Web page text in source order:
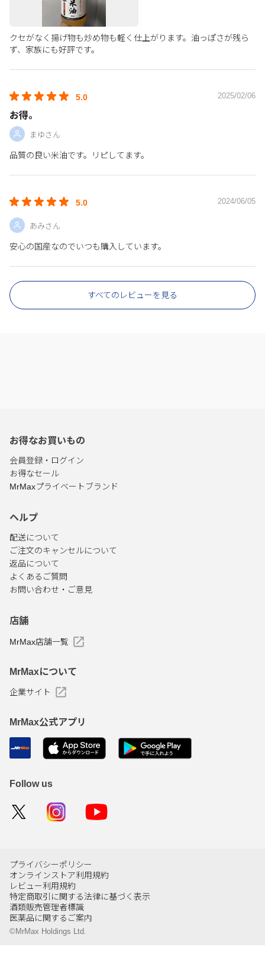
クセがなく揚げ物も炒め物も軽く仕上がります。油っぽさが残ら
ず、家族にも好評です。
5.0 2025/02/06
お得。
まゆさん
品質の良い米油です。リピしてます。
5.0 2024/06/05
あみさん
安心の国産なのでいつも購入しています。
すべてのレビューを見る
お得なお買いもの
会員登録・ログイン
お得なセール
MrMaxプライベートブランド
ヘルプ
配送について
ご注文のキャンセルについて
返品について
よくあるご質問
お問い合わせ・ご意見
店舗
MrMax店舗一覧
MrMaxについて
企業サイト
MrMax公式アプリ
Follow us
プライバシーポリシー
オンラインストア利用規約
レビュー利用規約
特定商取引に関する法律に基づく表示
酒類販売管理者標識
医薬品に関するご案内
©MrMax Holdings Ltd.